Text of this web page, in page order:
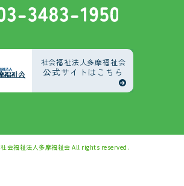
社会福祉法人多摩福祉会
公式サイトはこちら
社会福祉法人多摩福祉会 All rights reserved.